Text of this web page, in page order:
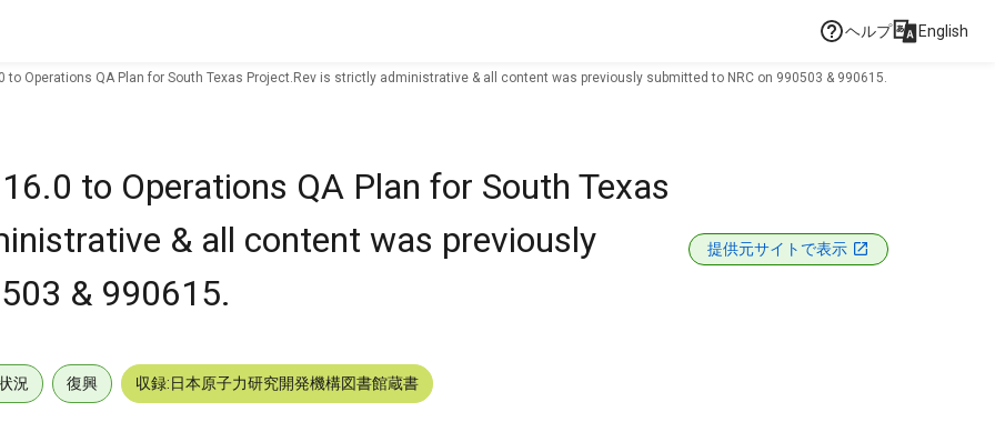
ヘルプ English
to Operations QA Plan for South Texas Project.Rev is strictly administrative & all content was previously submitted to NRC on 990503 & 990615.
to Operations QA Plan for South Texas
& all content was previously
& 990615.
提供元サイトで表示
況 復興 収録:日本原子力研究開発機構図書館蔵書